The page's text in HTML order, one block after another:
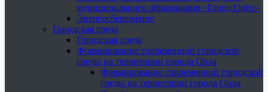
муниципального образования «Город Орёл»
Энергосбережение
Городская среда
Городская среда
Формирование современной городской
среды на территории города Орла
Формирование современной городской
среды на территории города Орла